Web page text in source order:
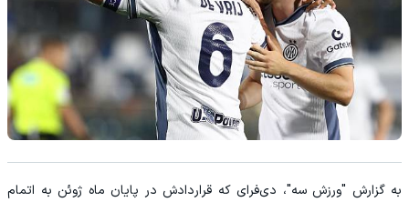
به گزارش "ورزش سه"، دی‌فرای که قراردادش در پایان ماه ژوئن به اتمام